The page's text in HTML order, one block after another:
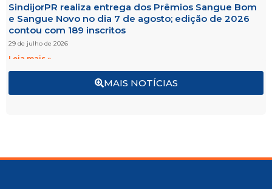
MAIS NOTÍCIAS
SindijorPR realiza entrega dos Prêmios Sangue Bom
e Sangue Novo no dia 7 de agosto; edição de 2026
contou com 189 inscritos
29 de julho de 2026
Leia mais »